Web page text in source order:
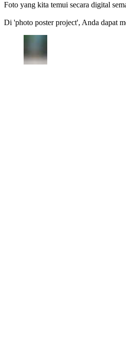
Foto yang kita temui secara digital
Di 'photo poster project', Anda dapat